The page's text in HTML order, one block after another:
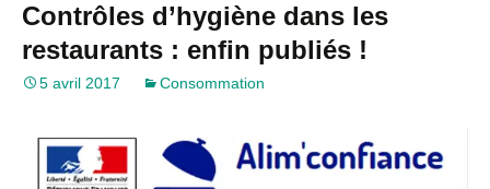
Contrôles d’hygiène dans les
restaurants : enfin publiés !
5 avril 2017 Consommation